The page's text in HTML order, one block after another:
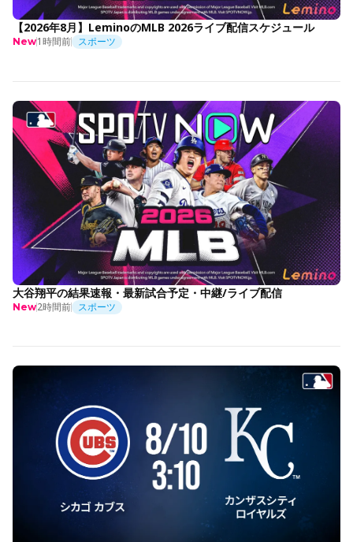
【2026年8月】LeminoのMLB 2026ライブ配信スケジュール
New1時間前 スポーツ
大谷翔平の結果速報・最新試合予定・中継/ライブ配信
New2時間前 スポーツ